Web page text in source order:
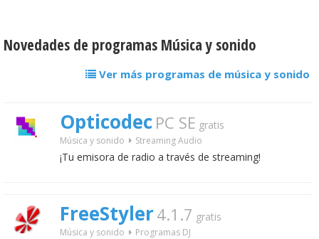
Novedades de programas Música y sonido
Ver más programas de música y sonido
Opticodec PC SE gratis
Música y sonido Streaming Audio
¡Tu emisora de radio a través de streaming!
FreeStyler4.1.7 gratis
Música y sonido Programas DJ